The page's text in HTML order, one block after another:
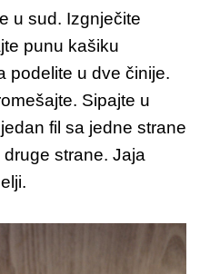
u sud. Izgnječite
punu kašiku
podelite u dve činije.
Sipajte u
fil sa jedne strane
strane. Jaja